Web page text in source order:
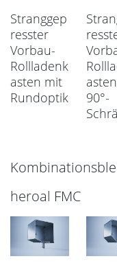
Stranggep
resster
Vorbau-
Rollladenk
asten mit
Rundoptik
90°-
heroal FMC